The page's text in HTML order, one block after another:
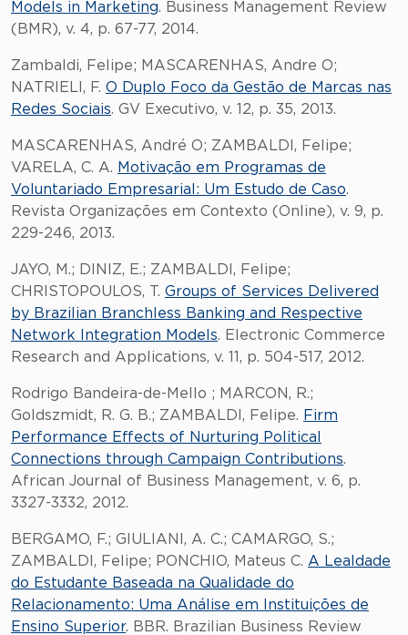
Models in Marketing. Business Management Review
(BMR), v. 4, p. 67-77, 2014.
Zambaldi, Felipe; MASCARENHAS, Andre O;
NATRIELI, F. O Duplo Foco da Gestão de Marcas nas
Redes Sociais. GV Executivo, v. 12, p. 35, 2013.
MASCARENHAS, André O; ZAMBALDI, Felipe;
VARELA, C. A. Motivação em Programas de
Voluntariado Empresarial: Um Estudo de Caso.
Revista Organizações em Contexto (Online), v. 9, p.
229-246, 2013.
JAYO, M.; DINIZ, E.; ZAMBALDI, Felipe;
CHRISTOPOULOS, T. Groups of Services Delivered
by Brazilian Branchless Banking and Respective
Network Integration Models. Electronic Commerce
Research and Applications, v. 11, p. 504-517, 2012.
Rodrigo Bandeira-de-Mello ; MARCON, R.;
Goldszmidt, R. G. B.; ZAMBALDI, Felipe. Firm
Performance Effects of Nurturing Political
Connections through Campaign Contributions.
African Journal of Business Management, v. 6, p.
3327-3332, 2012.
BERGAMO, F.; GIULIANI, A. C.; CAMARGO, S.;
ZAMBALDI, Felipe; PONCHIO, Mateus C. A Lealdade
do Estudante Baseada na Qualidade do
Relacionamento: Uma Análise em Instituições de
Ensino Superior. BBR. Brazilian Business Review